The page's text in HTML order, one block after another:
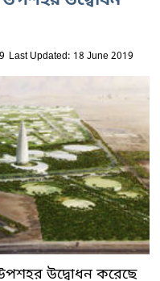
Last Updated: 18 June 2019
উদ্বোধন করেছে